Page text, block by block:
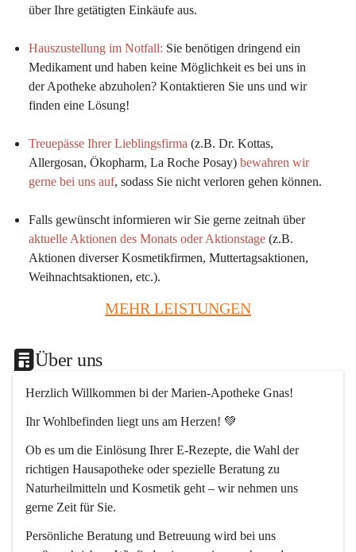
über Ihre getätigten Einkäufe aus.
Hauszustellung im Notfall: Sie benötigen dringend ein
Medikament und haben keine Möglichkeit es bei uns in
der Apotheke abzuholen? Kontaktieren Sie uns und wir
finden eine Lösung!
Treuepässe Ihrer Lieblingsfirma (z.B. Dr. Kottas,
Allergosan, Ökopharm, La Roche Posay) bewahren wir
gerne bei uns auf, sodass Sie nicht verloren gehen können.
Falls gewünscht informieren wir Sie gerne zeitnah über
aktuelle Aktionen des Monats oder Aktionstage (z.B.
Aktionen diverser Kosmetikfirmen, Muttertagsaktionen,
Weihnachtsaktionen, etc.).
MEHR LEISTUNGEN
Über uns
Herzlich Willkommen bi der Marien-Apotheke Gnas!
Ihr Wohlbefinden liegt uns am Herzen! 💚
Ob es um die Einlösung Ihrer E-Rezepte, die Wahl der
richtigen Hausapotheke oder spezielle Beratung zu
Naturheilmitteln und Kosmetik geht – wir nehmen uns
gerne Zeit für Sie.
Persönliche Beratung und Betreuung wird bei uns